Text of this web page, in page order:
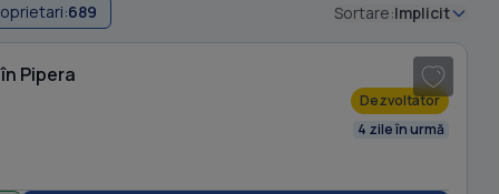
689 Sortare:Implicit
1
/ 18
Pipera
Dezvoltator
4 zile în urmă